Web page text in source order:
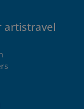
artistravel